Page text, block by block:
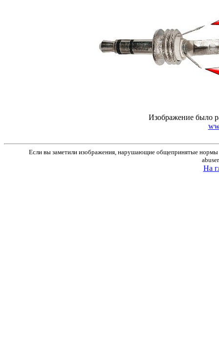
Изображение было
Если вы заметили изображения, нарушающие общепринятые нормы
На